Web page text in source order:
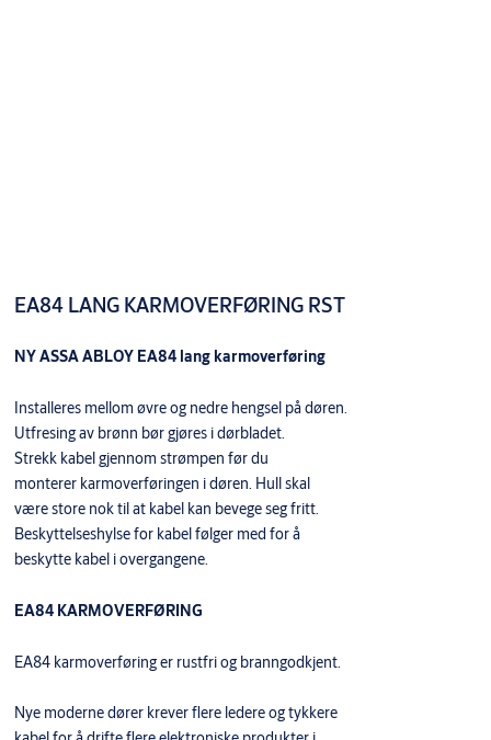
dørvridere og når man bruker langskilt.
Varianter
Produkt
Produkt-ID
RETURFJÆR FOR VRIDERE, PLAST
EA84 LANG KARMOVERFØRING RST
NY ASSA ABLOY EA84 lang karmoverføring
Installeres mellom øvre og nedre hengsel på døren.
Utfresing av brønn bør gjøres i dørbladet.
Strekk kabel gjennom strømpen før du
monterer karmoverføringen i døren. Hull skal
være store nok til at kabel kan bevege seg fritt.
Beskyttelseshylse for kabel følger med for å
beskytte kabel i overgangene.
EA84 KARMOVERFØRING
EA84 karmoverføring er rustfri og branngodkjent.
Nye moderne dører krever flere ledere og tykkere